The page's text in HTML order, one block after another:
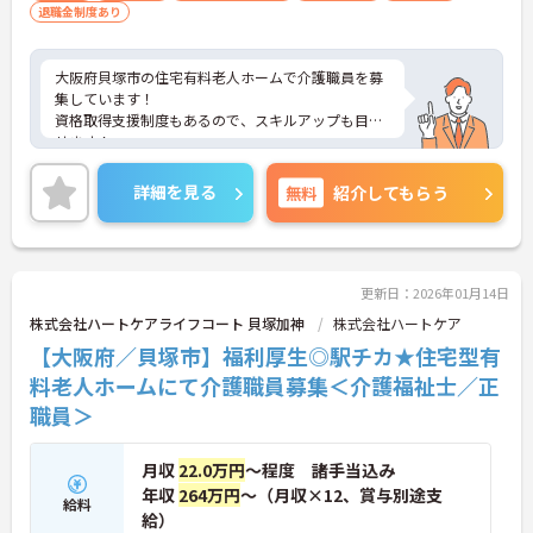
退職金制度あり
大阪府貝塚市の住宅有料老人ホームで介護職員を募
集しています！
資格取得支援制度もあるので、スキルアップも目指
せます！
ご興味のある方は、面接のポイントをお伝えします
のでご連絡ください♪
詳細を見る 無料 紹介してもらう
更新日：2026年01月14日
株式会社ハートケアライフコート 貝塚加神 株式会社ハートケア
【大阪府／貝塚市】福利厚生◎駅チカ★住宅型有
料老人ホームにて介護職員募集＜介護福祉士／正
職員＞
給料
月収 22.0万円～程度 諸手当込み
年収 264万円～（月収×12、賞与別途支
給）